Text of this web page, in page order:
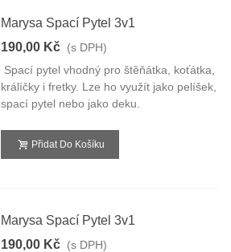
Marysa Spací Pytel 3v1
190,00 Kč (s DPH)
Spací pytel vhodný pro štěňátka, koťátka,
králíčky i fretky. Lze ho využít jako pelíšek,
spací pytel nebo jako deku.
Přidat Do Košíku
Marysa Spací Pytel 3v1
190,00 Kč (s DPH)